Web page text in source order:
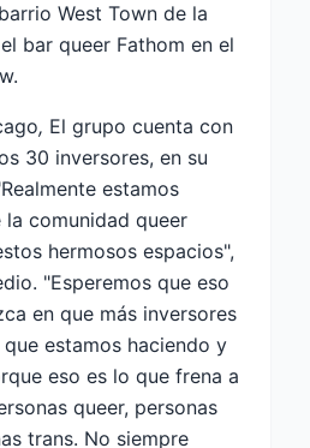
West Town de la
bar queer Fathom en el
, El grupo cuenta con
30 inversores, en su
estamos
comunidad queer
hermosos espacios",
"Esperemos que eso
en que más inversores
estamos haciendo y
eso es lo que frena a
queer, personas
trans. No siempre